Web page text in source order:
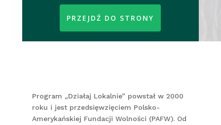
PRZEJDŹ DO STRONY
Program „Działaj Lokalnie” powstał w 2000
roku i jest przedsięwzięciem Polsko-
Amerykańskiej Fundacji Wolności (PAFW). Od